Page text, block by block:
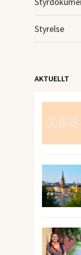
Styrelse
AKTUELLT